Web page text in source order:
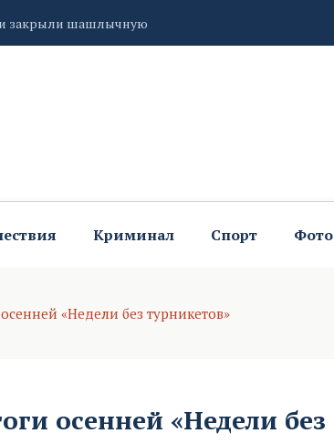
Криминал Спорт Фото
«Недели без турникетов»
осенней «Недели без